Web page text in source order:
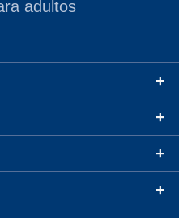
adultos
+
+
+
+